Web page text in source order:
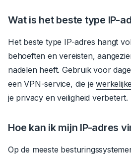
Wat is het beste type IP-
Het beste type IP-adres hangt
behoeften en vereisten,
nadelen heeft. Gebruik voor
een VPN-service, die je
je privacy en veiligheid verbetert.
Hoe kan ik mijn IP-adres
Op de meeste